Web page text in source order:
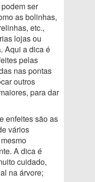
ser
as bolinhas,
etc.,
lojas ou
Aqui a dica é
pelas
nas pontas
outros
para dar
enfeites são as
vários
A dica é
cuidado,
na árvore;